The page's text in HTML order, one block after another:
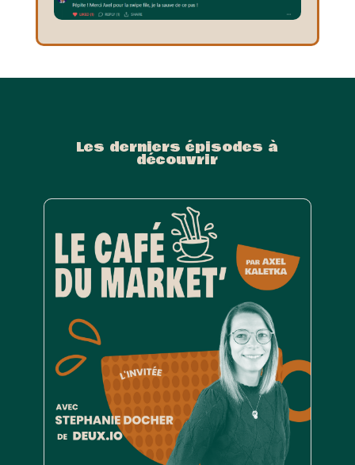
Les derniers épisodes à
découvrir